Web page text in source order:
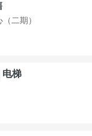
二期）
电梯